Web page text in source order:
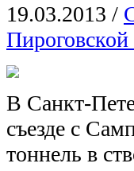
19.03.2013 /
В Санкт-
съезде с
тоннель в